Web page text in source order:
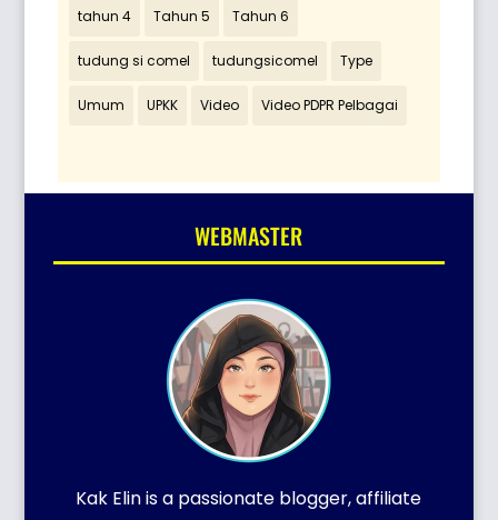
tahun 4 Tahun 5 Tahun 6
tudung si comel tudungsicomel Type
Umum UPKK Video Video PDPR Pelbagai
WEBMASTER
Kak Elin is a passionate blogger, affiliate